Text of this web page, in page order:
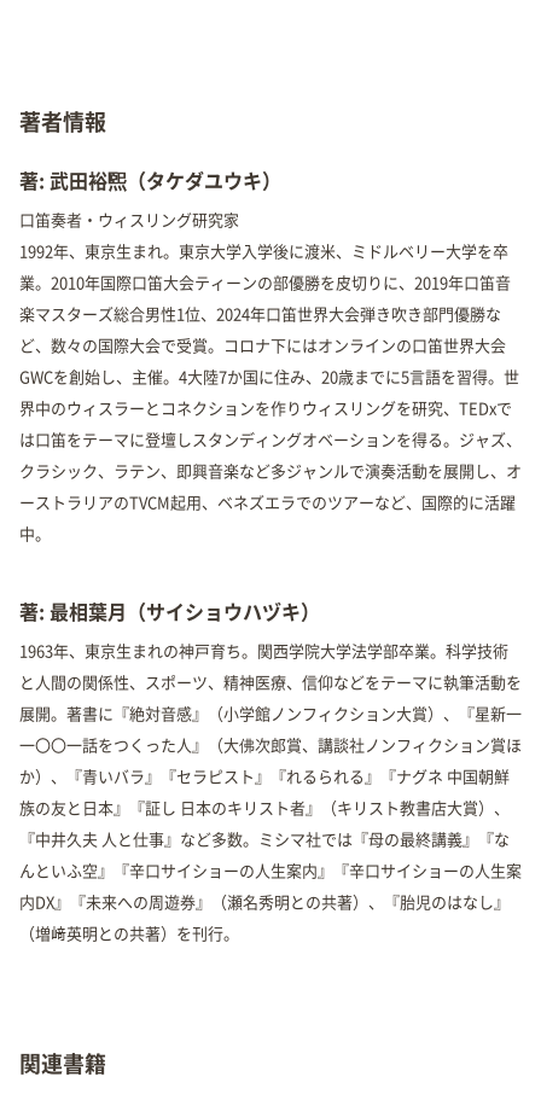
著者情報
著: 武田裕煕（タケダユウキ）
口笛奏者・ウィスリング研究家
1992年、東京生まれ。東京大学入学後に渡米、ミドルベリー大学を卒
業。2010年国際口笛大会ティーンの部優勝を皮切りに、2019年口笛音
楽マスターズ総合男性1位、2024年口笛世界大会弾き吹き部門優勝な
ど、数々の国際大会で受賞。コロナ下にはオンラインの口笛世界大会
GWCを創始し、主催。4大陸7か国に住み、20歳までに5言語を習得。世
界中のウィスラーとコネクションを作りウィスリングを研究、TEDxで
は口笛をテーマに登壇しスタンディングオベーションを得る。ジャズ、
クラシック、ラテン、即興音楽など多ジャンルで演奏活動を展開し、オ
ーストラリアのTVCM起用、ベネズエラでのツアーなど、国際的に活躍
中。
著: 最相葉月（サイショウハヅキ）
1963年、東京生まれの神戸育ち。関西学院大学法学部卒業。科学技術
と人間の関係性、スポーツ、精神医療、信仰などをテーマに執筆活動を
展開。著書に『絶対音感』（小学館ノンフィクション大賞）、『星新一
一〇〇一話をつくった人』（大佛次郎賞、講談社ノンフィクション賞ほ
か）、『青いバラ』『セラピスト』『れるられる』『ナグネ 中国朝鮮
族の友と日本』『証し 日本のキリスト者』（キリスト教書店大賞）、
『中井久夫 人と仕事』など多数。ミシマ社では『母の最終講義』『な
んといふ空』『辛口サイショーの人生案内』『辛口サイショーの人生案
内DX』『未来への周遊券』（瀬名秀明との共著）、『胎児のはなし』
（増﨑英明との共著）を刊行。
関連書籍